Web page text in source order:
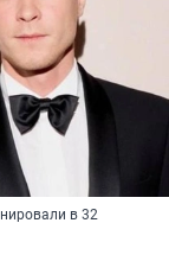
в 32